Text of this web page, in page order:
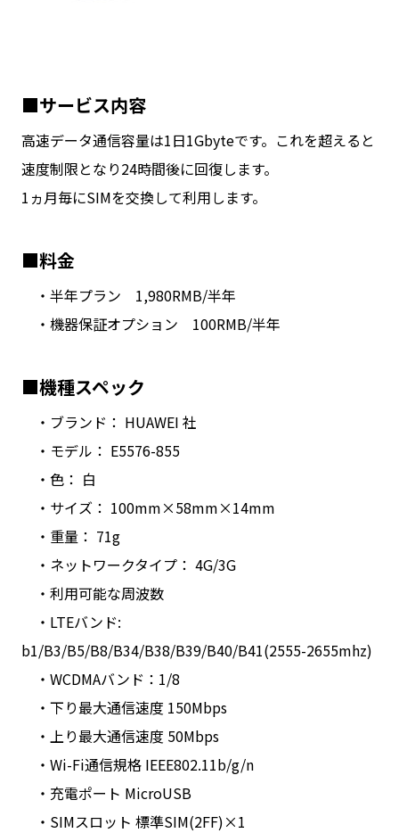
■サービス内容
高速データ通信容量は1日1Gbyteです。これを超えると
速度制限となり24時間後に回復します。
1ヵ月毎にSIMを交換して利用します。
■料金
・半年プラン 1,980RMB/半年
・機器保証オプション 100RMB/半年
■機種スペック
・ブランド： HUAWEI 社
・モデル： E5576-855
・色： 白
・サイズ： 100mm×58mm×14mm
・重量： 71g
・ネットワークタイプ： 4G/3G
・利用可能な周波数
・LTEバンド:
b1/B3/B5/B8/B34/B38/B39/B40/B41(2555-2655mhz)
・WCDMAバンド：1/8
・下り最大通信速度 150Mbps
・上り最大通信速度 50Mbps
・Wi-Fi通信規格 IEEE802.11b/g/n
・充電ポート MicroUSB
・SIMスロット 標準SIM(2FF)×1